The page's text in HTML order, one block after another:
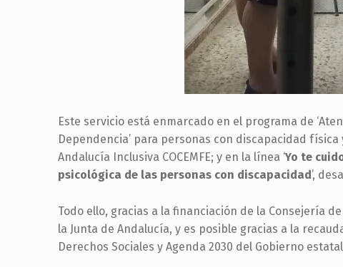
Este servicio está enmarcado en el programa de
Dependencia’ para personas con discapacidad
Andalucía Inclusiva COCEMFE; y en la línea ‘Yo te
psicológica de las personas con discapacidad ’,
Todo ello, gracias a la financiación de la Consejería
la Junta de Andalucía, y es posible gracias a la
Derechos Sociales y Agenda 2030 del Gobierno